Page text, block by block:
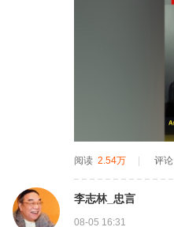
阅读 2.54万 评论
李志林_忠言
08-05 16:31